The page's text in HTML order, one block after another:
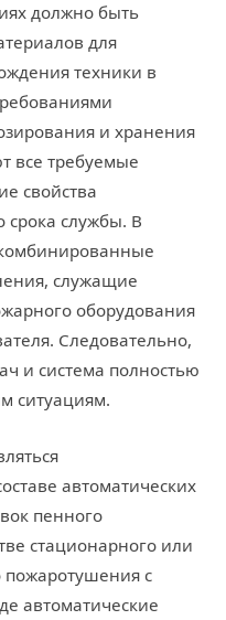
должно быть
для
техники в
и хранения
все требуемые
свойства
срока службы. В
служащие
оборудования
Следовательно,
и система полностью
ситуациям.
автоматических
пенного
стационарного или
пожаротушения с
автоматические